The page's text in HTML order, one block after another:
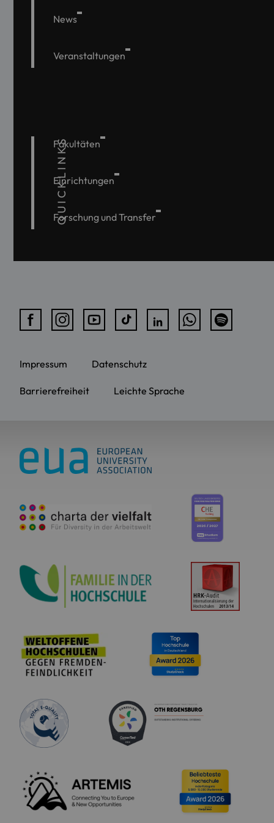
News
Veranstaltungen
QUICKLINKS
Fakultäten
Einrichtungen
Forschung und Transfer
Impressum Datenschutz
Barrierefreiheit Leichte Sprache